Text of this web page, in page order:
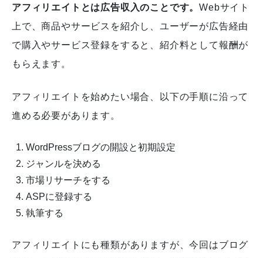
アフィリエイトとは広告収入のことです。Webサイト
上で、商品やサービスを紹介し、ユーザーが広告経由
で購入やサービス登録をすると、紹介料として報酬が
もらえます。
アフィリエイトを始めたい場合、以下の手順に沿って
進める必要があります。
WordPressブログの開設と初期設定
ジャンルを決める
市場リサーチをする
ASPに登録する
執筆する
アフィリエイトにも種類がありますが、今回はブログ